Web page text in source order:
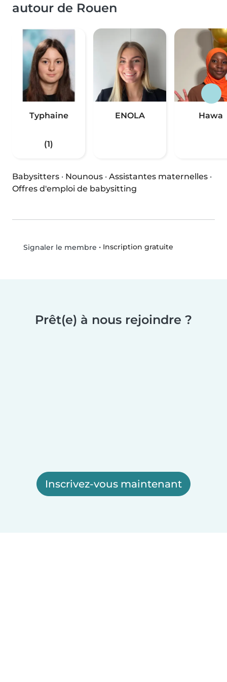
autour de Rouen
Typhaine
(1)
ENOLA Hawa
Babysitters · Nounous · Assistantes maternelles ·
Offres d'emploi de babysitting
Signaler le membre • Inscription gratuite
Prêt(e) à nous rejoindre ?
Inscrivez-vous maintenant